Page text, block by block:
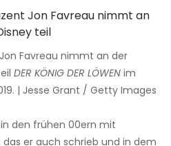
Favreau nimmt an der
DER KÖNIG DER LÖWEN im
| Jesse Grant / Getty Images
den frühen 00ern mit
er auch schrieb und in dem